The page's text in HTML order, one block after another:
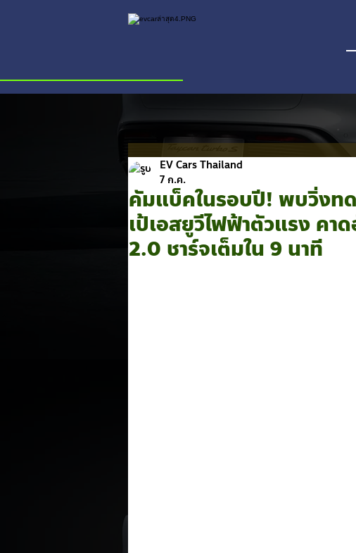
คัมแบ็คในรอบปี! พบวิ่งท
เป้เอสยูวีไฟฟ้าตัวแรง ค
2.0 ชาร์จเต็มใน 9 นาที
EV Cars Thailand
7 ก.ค.